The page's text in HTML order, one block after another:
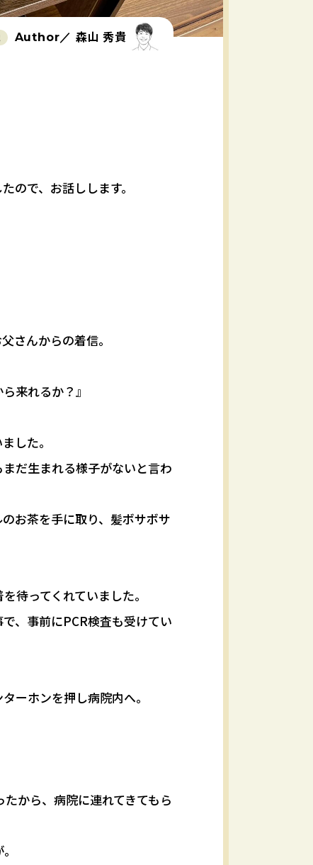
Author／ 森山 秀貴
ので、お話しします。
さんからの着信。
来れるか？』
した。
だ生まれる様子がないと言わ
お茶を手に取り、髪ボサボサ
待ってくれていました。
、事前にPCR検査も受けてい
ーホンを押し病院内へ。
から、病院に連れてきてもら